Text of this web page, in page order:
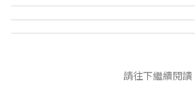
請往下繼續閱讀